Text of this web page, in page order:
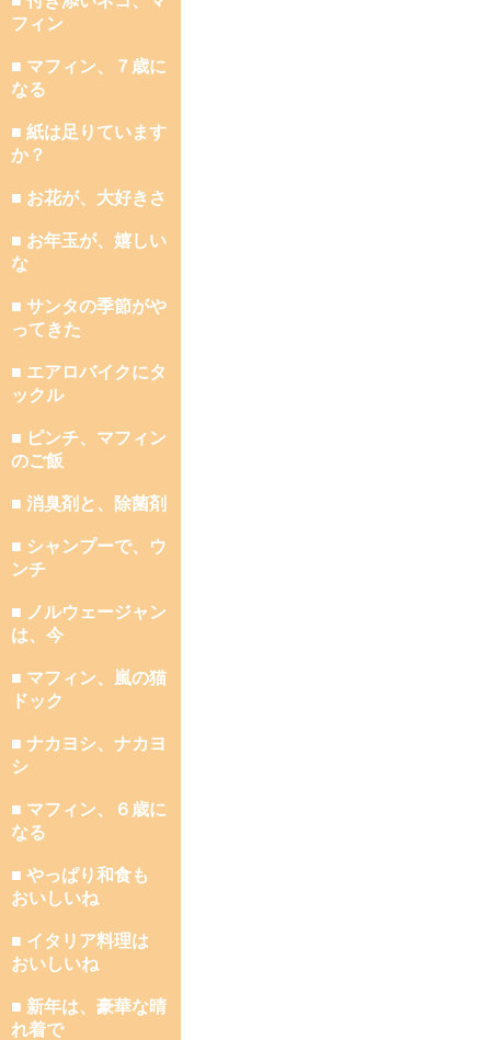
フィン
■ マフィン、７歳に
なる
■ 紙は足りています
か？
■ お花が、大好きさ
■ お年玉が、嬉しい
な
■ サンタの季節がや
ってきた
■ エアロバイクにタ
ックル
■ ピンチ、マフィン
のご飯
■ 消臭剤と、除菌剤
■ シャンプーで、ウ
ンチ
■ ノルウェージャン
は、今
■ マフィン、嵐の猫
ドック
■ ナカヨシ、ナカヨ
シ
■ マフィン、６歳に
なる
■ やっぱり和食も
おいしいね
■ イタリア料理は
おいしいね
■ 新年は、豪華な晴
れ着で